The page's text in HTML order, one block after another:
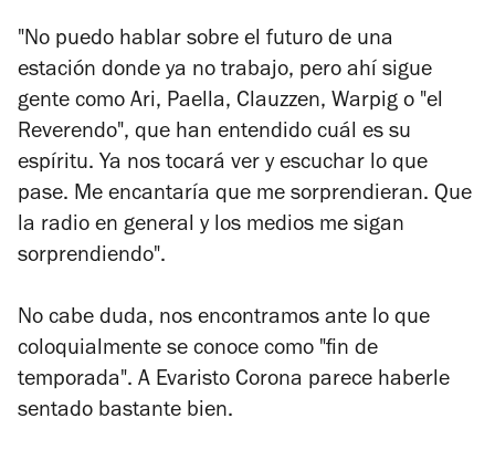
"No puedo hablar sobre el futuro de una
estación donde ya no trabajo, pero ahí sigue
gente como Ari, Paella, Clauzzen, Warpig o "el
Reverendo", que han entendido cuál es su
espíritu. Ya nos tocará ver y escuchar lo que
pase. Me encantaría que me sorprendieran. Que
la radio en general y los medios me sigan
sorprendiendo".
No cabe duda, nos encontramos ante lo que
coloquialmente se conoce como "fin de
temporada". A Evaristo Corona parece haberle
sentado bastante bien.